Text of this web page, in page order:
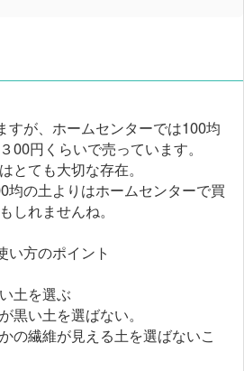
すが、ホームセンターでは100均
00円くらいで売っています。
とても大切な存在。
均の土よりはホームセンターで買
しれませんね。
い方のポイント
土を選ぶ
黒い土を選ばない。
の繊維が見える土を選ばないこ